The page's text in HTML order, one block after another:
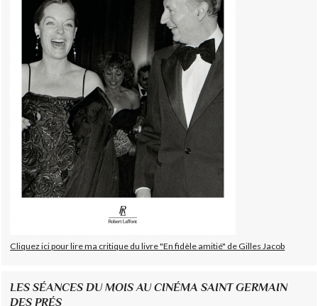
Cliquez ici pour lire ma critique du livre "En fidèle amitié" de Gilles Jacob
LES SÉANCES DU MOIS AU CINÉMA SAINT GERMAIN
DES PRÉS